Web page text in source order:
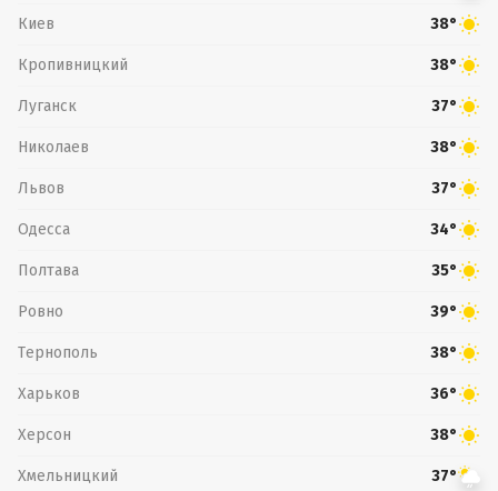
Киев 38°
Кропивницкий 38°
Луганск 37°
Николаев 38°
Львов 37°
Одесса 34°
Полтава 35°
Ровно 39°
Тернополь 38°
Харьков 36°
Херсон 38°
Хмельницкий 37°